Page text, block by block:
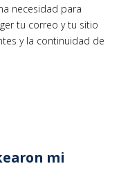
necesidad para
tu correo y tu sitio
y la continuidad de
mi